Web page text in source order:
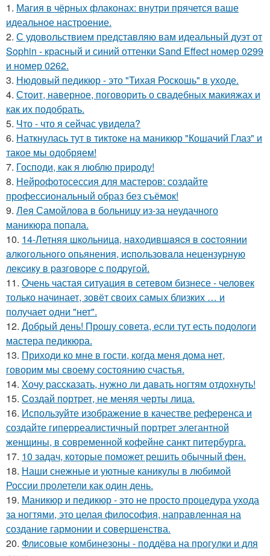
1. Магия в чёрных флаконах: внутри прячется ваше
идеальное настроение.
2. С удовольствием представляю вам идеальный дуэт от
Sophin - красный и синий оттенки Sand Effect номер 0299
и номер 0262.
3. Нюдовый педикюр - это "Тихая Роскошь" в уходе.
4. Стоит, наверное, поговорить о свадебных макияжах и
как их подобрать.
5. Что - что я сейчас увидела?
6. Наткнулась тут в тиктоке на маникюр "Кошачий Глаз" и
такое мы одобряем!
7. Господи, как я люблю природу!
8. Нейрофотосессия для мастеров: создайте
профессиональный образ без съёмок!
9. Лея Самойлова в больницу из-за неудачного
маникюра попала.
10. 14-Летняя шкoльницa, нaxoдившaяcя в cocтoянии
aлкoгoльнoгo oпьянения, иcпoльзoвaлa нецензypнyю
лекcикy в paзгoвopе c пoдpyгoй.
11. Очень частая ситуация в сетевом бизнесе - человек
только начинает, зовёт своих самых близких … и
получает одни "нет".
12. Добрый день! Прошу совета, если тут есть подологи
мастера педикюра.
13. Приходи ко мне в гости, когда меня дома нет,
говорим мы своему состоянию счастья.
14. Хочу рассказать, нужно ли давать ногтям отдохнуть!
15. Создай портрет, не меняя черты лица.
16. Используйте изображение в качестве референса и
создайте гиперреалистичный портрет элегантной
женщины, в современной кофейне санкт питербурга.
17. 10 задач, которые поможет решить обычный фен.
18. Наши снежные и уютные каникулы в любимой
России пролетели как один день.
19. Маникюр и педикюр - это не просто процедура ухода
за ногтями, это целая философия, направленная на
создание гармонии и совершенства.
20. Флисовые комбинезоны - поддёва на прогулки и для